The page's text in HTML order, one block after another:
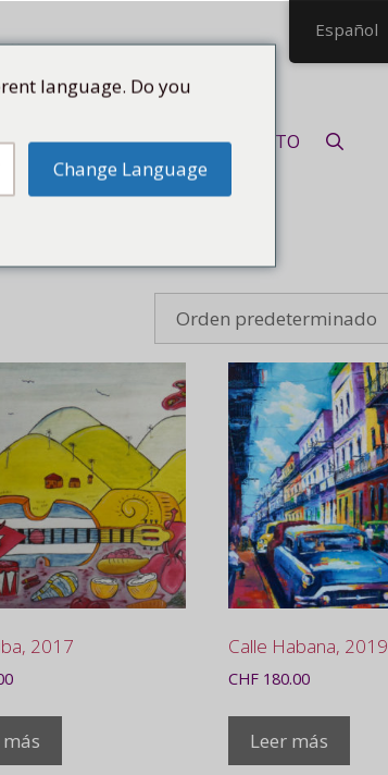
TIENDA CONTACTO
2017 Calle Habana, 2019
CHF 180.00
Leer más
Español
language. Do you
Change Language